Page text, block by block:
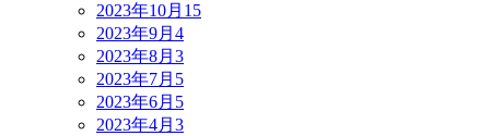
2023年10月 15
2023年9月 4
2023年8月 3
2023年7月 5
2023年6月 5
2023年4月 3